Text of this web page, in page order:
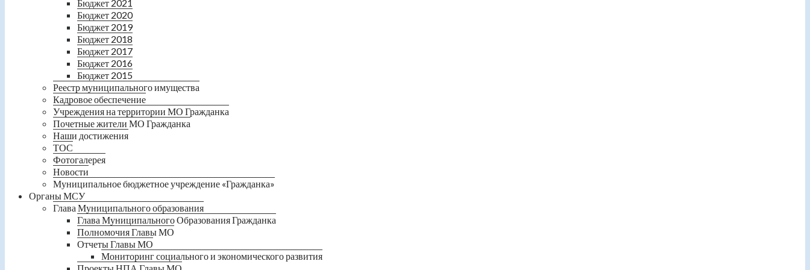
Бюджет 2021
Бюджет 2020
Бюджет 2019
Бюджет 2018
Бюджет 2017
Бюджет 2016
Бюджет 2015
Реестр муниципального имущества
Кадровое обеспечение
Учреждения на территории МО Гражданка
Почетные жители МО Гражданка
Наши достижения
ТОС
Фотогалерея
Новости
Муниципальное бюджетное учреждение «Гражданка»
Органы МСУ
Глава Муниципального образования
Глава Муниципального Образования Гражданка
Полномочия Главы МО
Отчеты Главы МО
Мониторинг социального и экономического развития